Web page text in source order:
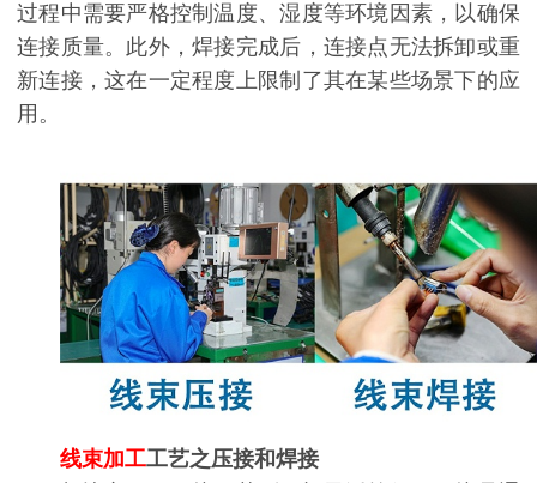
过程中需要严格控制温度、湿度等环境因素，以确保
连接质量。此外，焊接完成后，连接点无法拆卸或重
新连接，这在一定程度上限制了其在某些场景下的应
用。
线束加工工艺之压接和焊接